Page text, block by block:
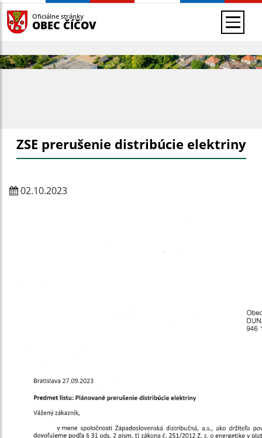
Oficiálne stránky
OBEC ČÍČOV
ZSE prerušenie distribúcie elektriny
02.10.2023